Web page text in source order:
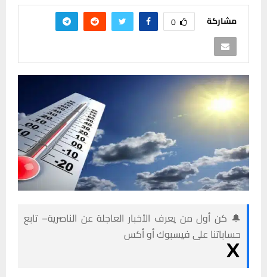
مشاركة 0
🔔 كن أول من يعرف الأخبار العاجلة عن الناصرية– تابع
حساباتنا على فيسبوك أو أكس